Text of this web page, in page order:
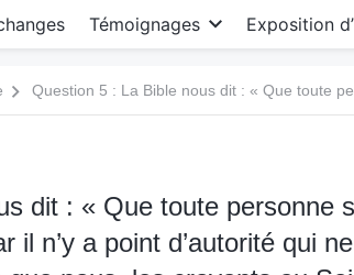
Témoignages Exposition
dit : « Que toute personne
il n’y a point d’autorité qui